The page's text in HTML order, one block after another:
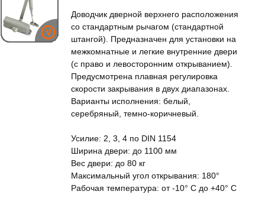
Доводчик дверной верхнего расположения
со стандартным рычагом (стандартной
штангой). Предназначен для установки на
межкомнатные и легкие внутренние двери
(с право и левосторонним открыванием).
Предусмотрена плавная регулировка
скорости закрывания в двух диапазонах.
Варианты исполнения: белый,
серебряный, темно-коричневый.
Усилие: 2, 3, 4 по DIN 1154
Ширина двери: до 1100 мм
Вес двери: до 80 кг
Максимальный угол открывания: 180°
Рабочая температура: от -10° С до +40° С